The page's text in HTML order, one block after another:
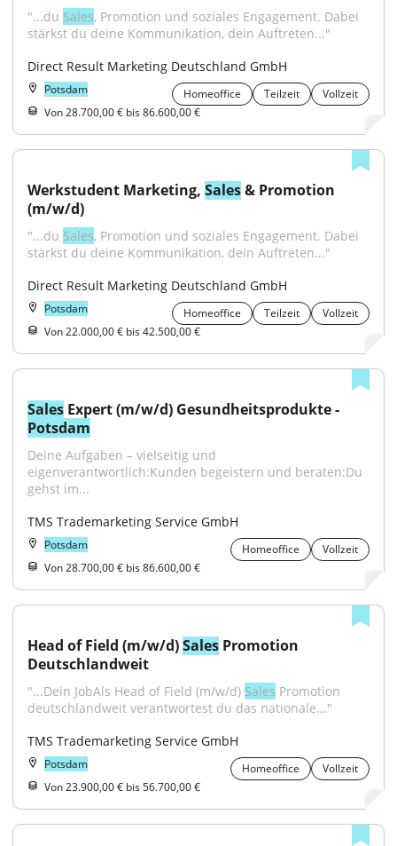
"...du Sales, Promotion und soziales Engagement. Dabei
stärkst du deine Kommunikation, dein Auftreten..."
Direct Result Marketing Deutschland GmbH
Potsdam Homeoffice Teilzeit
Vollzeit
Von 28.700,00 € bis 86.600,00 €
Werkstudent Marketing, Sales & Promotion
(m/w/d)
"...du Sales, Promotion und soziales Engagement. Dabei
stärkst du deine Kommunikation, dein Auftreten..."
Direct Result Marketing Deutschland GmbH
Potsdam Homeoffice Teilzeit
Vollzeit
Von 22.000,00 € bis 42.500,00 €
Sales
Potsdam
Deine Aufgaben – vielseitig und
eigenverantwortlich:Kunden begeistern und beraten:Du
gehst im...
TMS Trademarketing Service GmbH
Potsdam Homeoffice
Vollzeit
Von 28.700,00 € bis 86.600,00 €
Head of Field (m/w/d) Sales Promotion
Deutschlandweit
"...Dein JobAls Head of Field (m/w/d) Sales Promotion
deutschlandweit verantwortest du das nationale..."
TMS Trademarketing Service GmbH
Potsdam Homeoffice
Vollzeit
Von 23.900,00 € bis 56.700,00 €